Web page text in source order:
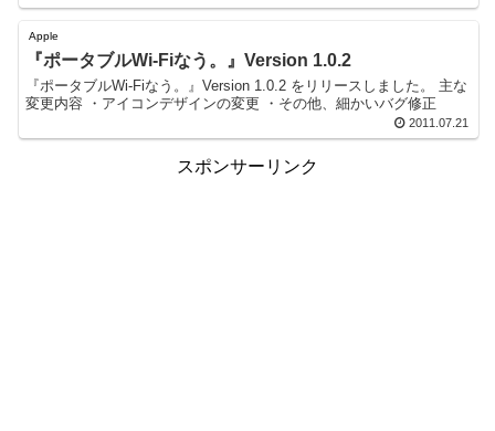
Apple
『ポータブルWi-Fiなう。』Version 1.0.2
『ポータブルWi-Fiなう。』Version 1.0.2 をリリースしました。 主な
変更内容 ・アイコンデザインの変更 ・その他、細かいバグ修正
2011.07.21
スポンサーリンク